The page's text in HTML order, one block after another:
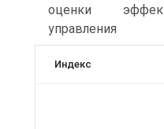
оценки
управления
Индекс